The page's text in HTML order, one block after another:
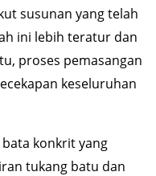
susunan yang telah
ini lebih teratur dan
proses pemasangan
keseluruhan
konkrit yang
tukang batu dan